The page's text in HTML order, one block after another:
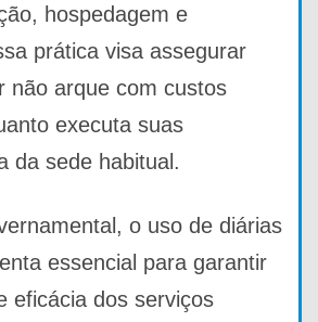
hospedagem e
prática visa assegurar
não arque com custos
executa suas
da sede habitual.
o uso de diárias
essencial para garantir
eficácia dos serviços